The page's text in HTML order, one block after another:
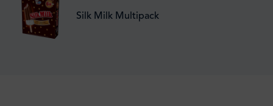
Silk Milk Multipack